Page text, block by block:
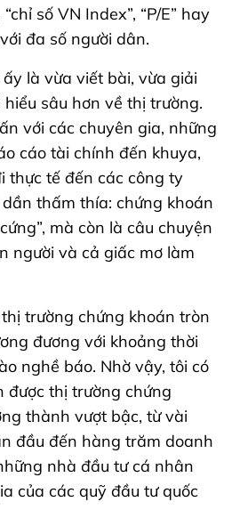
số VN Index”, “P/E” hay
đa số người dân.
là vừa viết bài, vừa giải
sâu hơn về thị trường.
với các chuyên gia, những
cáo tài chính đến khuya,
thực tế đến các công ty
thấm thía: chứng khoán
mà còn là câu chuyện
người và cả giấc mơ làm
trường chứng khoán tròn
đương với khoảng thời
nghề báo. Nhờ vậy, tôi có
được thị trường chứng
thành vượt bậc, từ vài
đầu đến hàng trăm doanh
nhà đầu tư cá nhân
của các quỹ đầu tư quốc